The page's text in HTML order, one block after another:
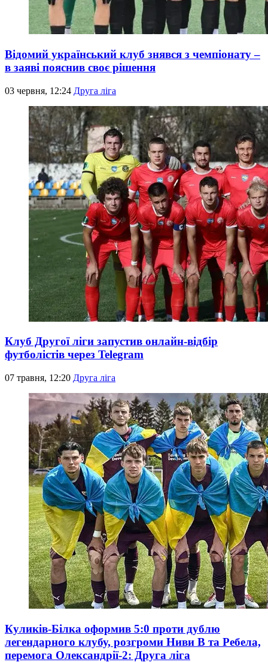
Відомий український клуб знявся з чемпіонату –
в заяві пояснив своє рішення
03 червня, 12:24 Друга ліга
Клуб Другої ліги запустив онлайн-відбір
футболістів через Telegram
07 травня, 12:20 Друга ліга
Куликів-Білка оформив 5:0 проти дублю
легендарного клубу, розгроми Ниви В та Ребела,
перемога Олександрії-2: Друга ліга